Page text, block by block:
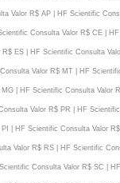
Valor R$ AP | HF Scientific
Consulta Valor R$ CE |
R$ ES | HF Scientific Consulta
Valor R$ MT | HF
| HF Scientific Consulta Valor
Valor R$ PR | HF
| HF Scientific Consulta Valor
Valor R$ RS | HF Scientific
Consulta Valor R$ SC |